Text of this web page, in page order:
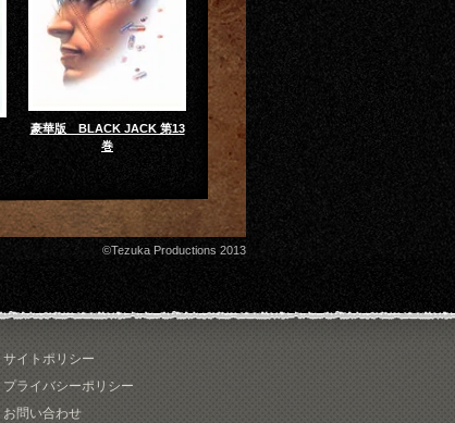
豪華版 BLACK JACK 第13
巻
©Tezuka Productions 2013
サイトポリシー
プライバシーポリシー
お問い合わせ